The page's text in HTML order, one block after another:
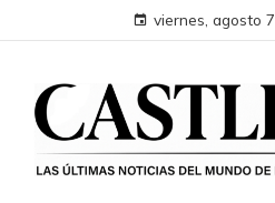
viernes, agosto 7